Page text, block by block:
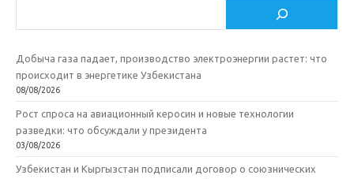
Добыча газа падает, производство электроэнергии растет: что
происходит в энергетике Узбекистана
08/08/2026
Рост спроса на авиационный керосин и новые технологии
разведки: что обсуждали у президента
03/08/2026
Узбекистан и Кыргызстан подписали договор о союзнических